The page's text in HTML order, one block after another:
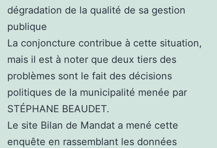
dégradation de la qualité de sa gestion
publique
La conjoncture contribue à cette situation,
mais il est à noter que deux tiers des
problèmes sont le fait des décisions
politiques de la municipalité menée par
STÉPHANE BEAUDET.
Le site Bilan de Mandat a mené cette
enquête en rassemblant les données